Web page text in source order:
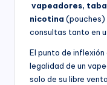
vapeadores,
nicotina (pouches)
consultas tanto en
El punto de
legalidad de un
solo de su libre